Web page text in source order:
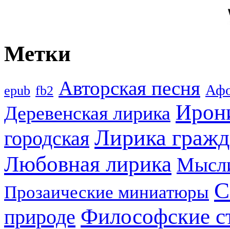
Метки
epub fb2 Авторская песня
Деревенская лирика
городская Лирика
Любовная лирика
Прозаические миниатюры
природе Философские